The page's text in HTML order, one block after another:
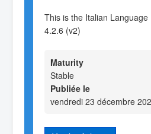
This is the Italian Language
4.2.6 (v2)
Maturity
Stable
Publiée le
vendredi 23 décembre